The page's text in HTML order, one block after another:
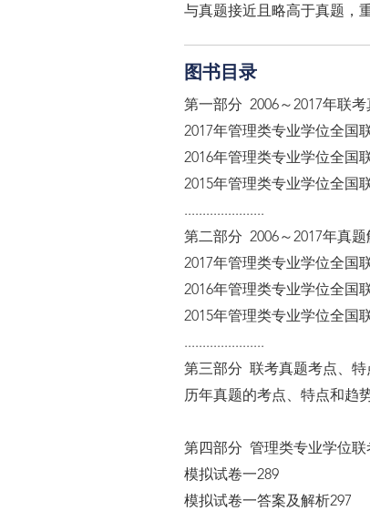
与真题接近且略高于真题，
图书目录
第一部分 2006～2017年联考
2017年管理类专业学位全国
2016年管理类专业学位全国
2015年管理类专业学位全国
......................
第二部分 2006～2017年真题
2017年管理类专业学位全国
2016年管理类专业学位全国
2015年管理类专业学位全国
......................
第三部分 联考真题考点、特
历年真题的考点、特点和趋
第四部分 管理类专业学位
模拟试卷一289
模拟试卷一答案及解析297